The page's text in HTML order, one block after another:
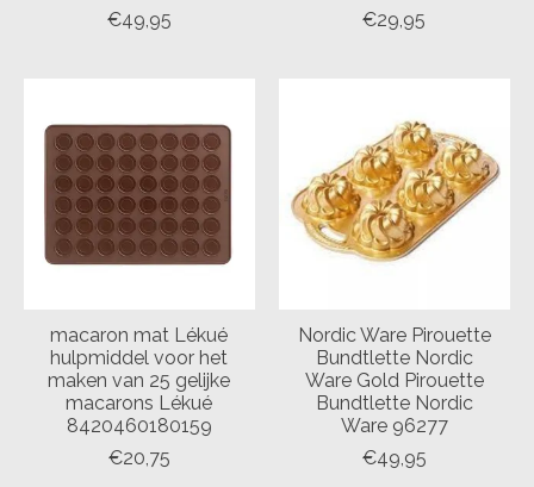
€49,95
€29,95
macaron mat Lékué
hulpmiddel voor het
maken van 25 gelijke
macarons Lékué
8420460180159
€20,75
Nordic Ware Pirouette
Bundtlette Nordic
Ware Gold Pirouette
Bundtlette Nordic
Ware 96277
€49,95